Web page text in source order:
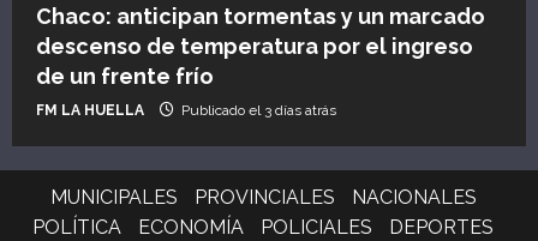
Chaco: anticipan tormentas y un marcado
descenso de temperatura por el ingreso
de un frente frío
FM LA HUELLA Publicado el 3 días atrás
MUNICIPALES PROVINCIALES
NACIONALES
POLÍTICA
ECONOMÍA POLICIALES
DEPORTES